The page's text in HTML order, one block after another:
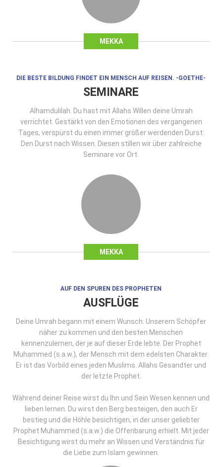
MEKKA
MEKKA
DIE BESTE BILDUNG FINDET EIN MENSCH AUF REISEN. -GOETHE-
SEMINARE
Alhamdulilah. Du hast mit Allahs Willen deine Umrah
verrichtet. Gestärkt von den Emotionen des vergangenen
Tages, verspürst du einen immer größer werdenden Durst:
Den Durst nach Wissen. Diesen stillen wir über zahlreiche
Seminare vor Ort.
AUF DEN SPUREN DES PROPHETEN
AUSFLÜGE
Deine Umrah begann mit einem Wunsch: Unserem Schöpfer
näher zu kommen und den besten Menschen
kennenzulernen, der je auf dieser Erde lebte. Der Prophet
Muhammed (s.a.w.), der Mensch mit dem edelsten Charakter.
Er ist das Vorbild eines jeden Muslims. Allahs Gesandter und
der letzte Prophet.
Während deiner Reise wirst du Ihn und Sein Wesen kennen und
lieben lernen. Du wirst den Berg besteigen, den auch Er
bestieg und die Höhle besichtigen, in der unser geliebter
Prophet Muhammed (s.a.w.) die Offenbarung erhielt. Mit jeder
Besichtigung wirst du mehr an Wissen und Verständnis für
die Liebe zum Islam gewinnen.